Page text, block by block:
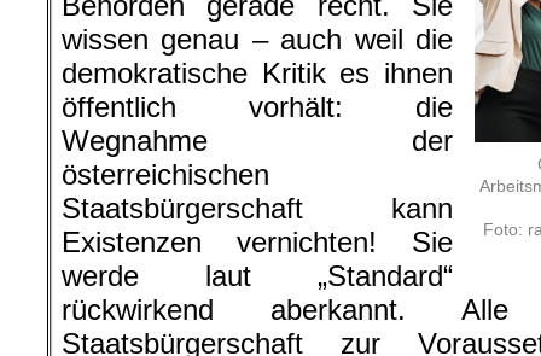
Foto:
wissen genau – auch weil die
demokratische Kritik es ihnen
öffentlich vorhält: die
Wegnahme der
österreichischen
Staatsbürgerschaft kann
Existenzen vernichten! Sie
werde laut „Standard“
rückwirkend aberkannt.
Staatsbürgerschaft zur